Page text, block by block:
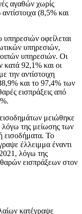
αγαθών χωρίς
(8,5% και
οφείλεται
υπηρεσιών,
υπηρεσιών. Οι
κατά 92,1% και οι
την αντίστοιχη
και το 97,4% των
εισπράξεις από
μειώθηκε
λόγω της μείωσης των
εισοδήματα. Το
έλλειμμα έναντι
λόγω της
εισπράξεων στον
κατέγραψε